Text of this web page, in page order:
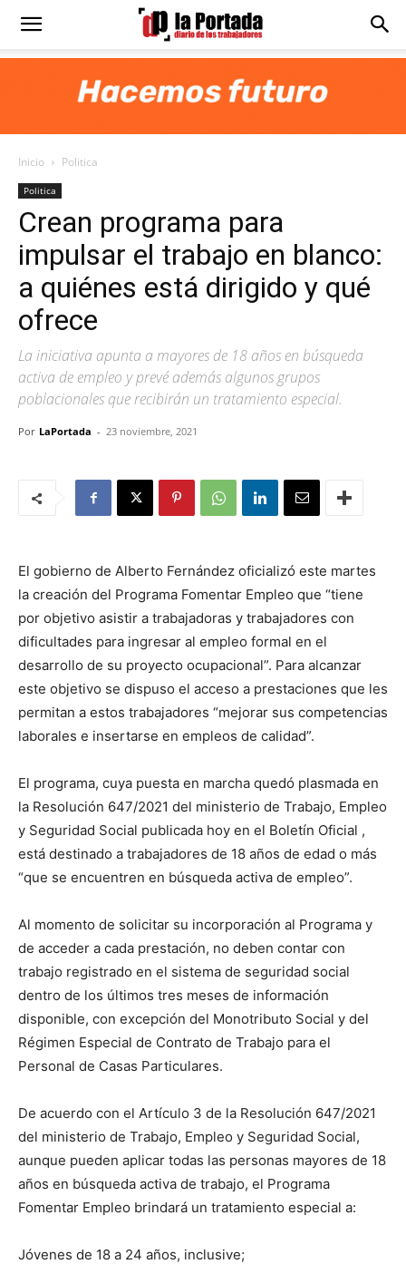
Diario
Portada
Inicio Politica
Politica
Crean programa para
impulsar el trabajo en blanco:
a quiénes está dirigido y qué
ofrece
La iniciativa apunta a mayores de 18 años en búsqueda
activa de empleo y prevé además algunos grupos
poblacionales que recibirán un tratamiento especial.
Por LaPortada - 23 noviembre, 2021
El gobierno de Alberto Fernández oficializó este martes
la creación del Programa Fomentar Empleo que “tiene
por objetivo asistir a trabajadoras y trabajadores con
dificultades para ingresar al empleo formal en el
desarrollo de su proyecto ocupacional”. Para alcanzar
este objetivo se dispuso el acceso a prestaciones que les
permitan a estos trabajadores “mejorar sus competencias
laborales e insertarse en empleos de calidad”.
El programa, cuya puesta en marcha quedó plasmada en
la Resolución 647/2021 del ministerio de Trabajo, Empleo
y Seguridad Social publicada hoy en el Boletín Oficial ,
está destinado a trabajadores de 18 años de edad o más
“que se encuentren en búsqueda activa de empleo”.
Al momento de solicitar su incorporación al Programa y
de acceder a cada prestación, no deben contar con
trabajo registrado en el sistema de seguridad social
dentro de los últimos tres meses de información
disponible, con excepción del Monotributo Social y del
Régimen Especial de Contrato de Trabajo para el
Personal de Casas Particulares.
De acuerdo con el Artículo 3 de la Resolución 647/2021
del ministerio de Trabajo, Empleo y Seguridad Social,
aunque pueden aplicar todas las personas mayores de 18
años en búsqueda activa de trabajo, el Programa
Fomentar Empleo brindará un tratamiento especial a:
Jóvenes de 18 a 24 años, inclusive;